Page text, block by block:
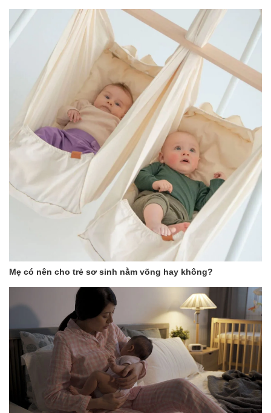
Với chất liệu thép không gỉ SUS 316 cao cấp, hệ thống hiển thị
nhiệt độ chính xác và khả năng
ghi nhớ nhiệt độ ưa thích
, Mini
Smart 16 Plus không chỉ là bình đun và giữ ấm, mà là một người
bạn đồng hành đáng tin cậy cho những gia đình hiện đại, yêu sự
tiện lợi và không muốn bỏ lỡ bất kỳ khoảnh khắc chăm sóc nào.
Các đặc điểm nổi bật của máy:
Điểm mới: 2 Trong 1: Đun sôi và giữ ấm nước pha sữa.
Di động & an toàn: Lý tưởng khi đi du lịch.
Pin sạc (3800 mAh *3) cho thời gian giữ ấm lâu dài.
Điều khiển chương trình thông minh: Với màn hình LED và
các nút nhấn.
Hiển thị nhiệt độ theo thời gian thực.
Dung tích lớn 350mL đủ đáp ứng nhu cầu sử dụng trong
Dải nhiệt độ cài đặt giữ ấm rộng: 35°C – 85°C.
Thân bình giữ nhiệt năm lớp có thể giữ nhiệt độ ấm trong
Chức năng khóa trẻ em đảm bảo an toàn khi sử dụng.
Điều chỉnh nhiệt độ chi tiết theo từng mức nhỏ.
Đế đun bằng thép không gỉ SUS 316: Đảm bảo nước uống
Kèm theo cáp sạc USB QC3.0, hỗ trợ sạc nhanh với công
suất lên đến 45 W.
Sạc đầy nhanh chóng trong vòng khoảng 2 giờ với bộ sạc
nhanh.
Chức năng bộ nhớ: Giúp ghi nhớ nhiệt độ hâm nóng ở lần
sử dụng trước đó.
Bảo vệ quá nhiệt: Tự ngắt khi không còn nước trong bình.
. LƯU Ý
Mẹ có nên cho trẻ sơ sinh nằm võng hay không?